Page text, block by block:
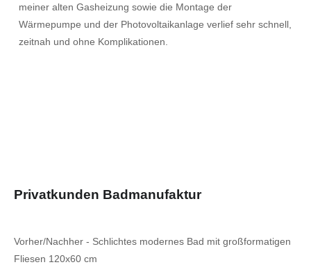
meiner alten Gasheizung sowie die Montage der
Wärmepumpe und der Photovoltaikanlage verlief sehr schnell,
zeitnah und ohne Komplikationen.
Privatkunden Badmanufaktur
Vorher/Nachher - Schlichtes modernes Bad mit großformatigen
Fliesen 120x60 cm